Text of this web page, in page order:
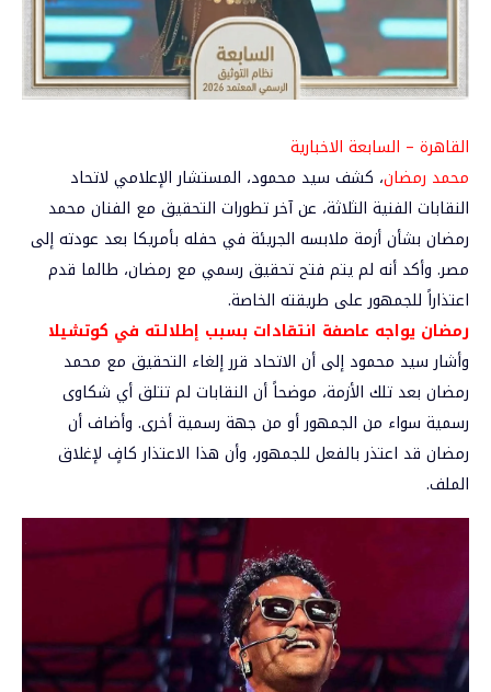
القاهرة – السابعة الاخبارية
محمد رمضان، كشف سيد محمود، المستشار الإعلامي لاتحاد
النقابات الفنية الثلاثة، عن آخر تطورات التحقيق مع الفنان محمد
رمضان بشأن أزمة ملابسه الجريئة في حفله بأمريكا بعد عودته إلى
مصر. وأكد أنه لم يتم فتح تحقيق رسمي مع رمضان، طالما قدم
اعتذاراً للجمهور على طريقته الخاصة.
رمضان يواجه عاصفة انتقادات بسبب إطلالته في كوتشيلا
وأشار سيد محمود إلى أن الاتحاد قرر إلغاء التحقيق مع محمد
رمضان بعد تلك الأزمة، موضحاً أن النقابات لم تتلق أي شكاوى
رسمية سواء من الجمهور أو من جهة رسمية أخرى. وأضاف أن
رمضان قد اعتذر بالفعل للجمهور، وأن هذا الاعتذار كافٍ لإغلاق
الملف.